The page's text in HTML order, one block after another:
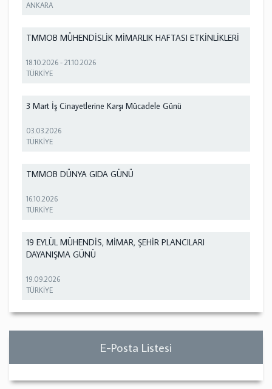
ANKARA
TMMOB MÜHENDİSLİK MİMARLIK HAFTASI ETKİNLİKLERİ
18.10.2026 -21.10.2026
TÜRKİYE
3 Mart İş Cinayetlerine Karşı Mücadele Günü
03.03.2026
TÜRKİYE
TMMOB DÜNYA GIDA GÜNÜ
16.10.2026
TÜRKİYE
19 EYLÜL MÜHENDİS, MİMAR, ŞEHİR PLANCILARI
DAYANIŞMA GÜNÜ
19.09.2026
TÜRKİYE
E-Posta Listesi